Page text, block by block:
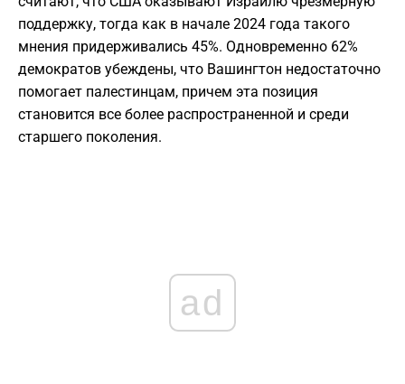
поддержку, тогда как в начале 2024 года такого
мнения придерживались 45%. Одновременно 62%
демократов убеждены, что Вашингтон недостаточно
помогает палестинцам, причем эта позиция
становится все более распространенной и среди
старшего поколения.
ad